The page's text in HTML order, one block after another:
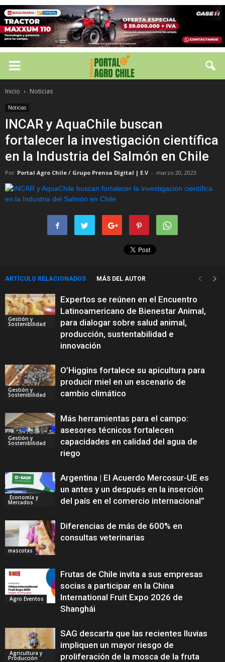
Inicio Noticias
Noticias
INCAR y AquaChile buscan
fortalecer la investigación científica
en la Industria del Salmón en Chile
Por Portal Agro Chile / Grupo Prensa Digital | E.V - marzo 20, 2023
ARTÍCULO RELACIONADOS MÁS DEL AUTOR
Gestión y
Sostenibilidad
Expertos se reúnen en el Encuentro
Latinoamericano de Bienestar Animal,
para dialogar sobre salud animal,
producción, sustentabilidad e
innovación
Gestión y
Sostenibilidad
O’Higgins fortalece su apicultura para
producir miel en un escenario de
cambio climático
Gestión y
Sostenibilidad
Más herramientas para el campo:
asesores técnicos fortalecen
capacidades en calidad del agua de
riego
Economía y
Mercados
Argentina | El Acuerdo Mercosur-UE es
un antes y un después en la inserción
del país en el comercio internacional”
mascotas
Diferencias de más de 600% en
consultas veterinarias
Agro Eventos
Frutas de Chile invita a sus empresas
socias a participar en la China
International Fruit Expo 2026 de
Shanghái
Agricultura y
Producción
SAG descarta que las recientes lluvias
impliquen un mayor riesgo de
proliferación de la mosca de la fruta